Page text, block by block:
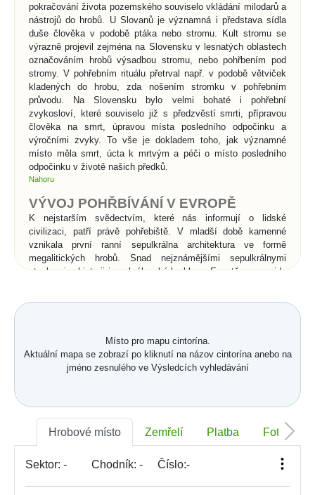
pokračování života pozemského souviselo vkládání milodarů a
nástrojů do hrobů. U Slovanů je významná i představa sídla
duše člověka v podobě ptáka nebo stromu. Kult stromu se
výrazně projevil zejména na Slovensku v lesnatých oblastech
označováním hrobů výsadbou stromu, nebo pohřbením pod
stromy. V pohřebním rituálu přetrval např. v podobě větviček
kladených do hrobu, zda nošením stromku v pohřebním
průvodu. Na Slovensku bylo velmi bohaté i pohřební
zvykosloví, které souviselo již s předzvěstí smrti, přípravou
člověka na smrt, úpravou místa posledního odpočinku a
výročními zvyky. To vše je dokladem toho, jak významné
místo měla smrt, úcta k mrtvým a péči o místo posledního
odpočinku v životě našich předků.
Nahoru
VÝVOJ POHŘBÍVÁNÍ V EVROPĚ
K nejstarším svědectvím, které nás informují o lidské
civilizaci, patří právě pohřebiště. V mladší době kamenné
vznikala první ranní sepulkrálna architektura ve formě
megalitických hrobů. Snad nejznámějšími sepulkrálnymi
stavbami v historii jsou královské hrobky v Egyptě - pyramidy
pohřebiště pro kosterní pohřbívání a souvisely s přechodem od
spalování mrtvých ke kosternímu pohřbívání v 2.století n. l..
Pod vlivem křesťanství začíná v celé Evropě převládat
pohřbívání uskutečňuje přímo v chrámech a klášterech, nebo
ve vysvěcen půdě v jejich bezprostředním okolí.
Významné změny pohřbíváni
nastaly až v době osvícenství,
kdy z hygienických důvodů byly
zrušeny hřbitovy v okolí
Místo pro mapu cintorína.
Aktuální mapa se zobrazí po kliknutí na názov cintorína anebo na
jméno zesnulého ve Výsledcích vyhledávání
Hrobové místo Zemřelí Platba Foto
Sektor: - Chodník: - Číslo:-